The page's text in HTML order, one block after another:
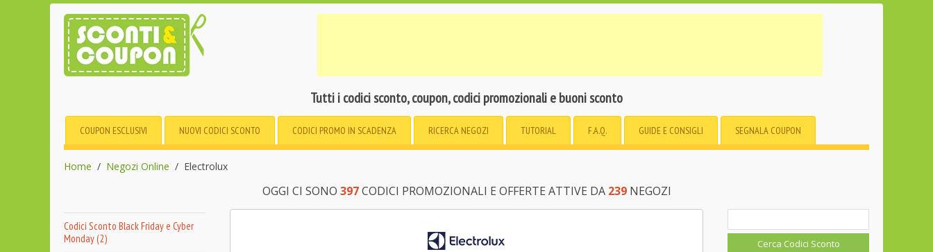
Tutti i codici sconto, coupon, codici promozionali e buoni sconto
COUPON ESCLUSIVI NUOVI CODICI SCONTO CODICI PROMO IN SCADENZA RICERCA NEGOZI TUTORIAL F.A.Q. GUIDE E CONSIGLI SEGNALA COUPON
Home Negozi Online Electrolux
OGGI CI SONO 397CODICI PROMOZIONALI E OFFERTE ATTIVE DA 239NEGOZI
Codici Sconto Black Friday e Cyber
Monday (2)